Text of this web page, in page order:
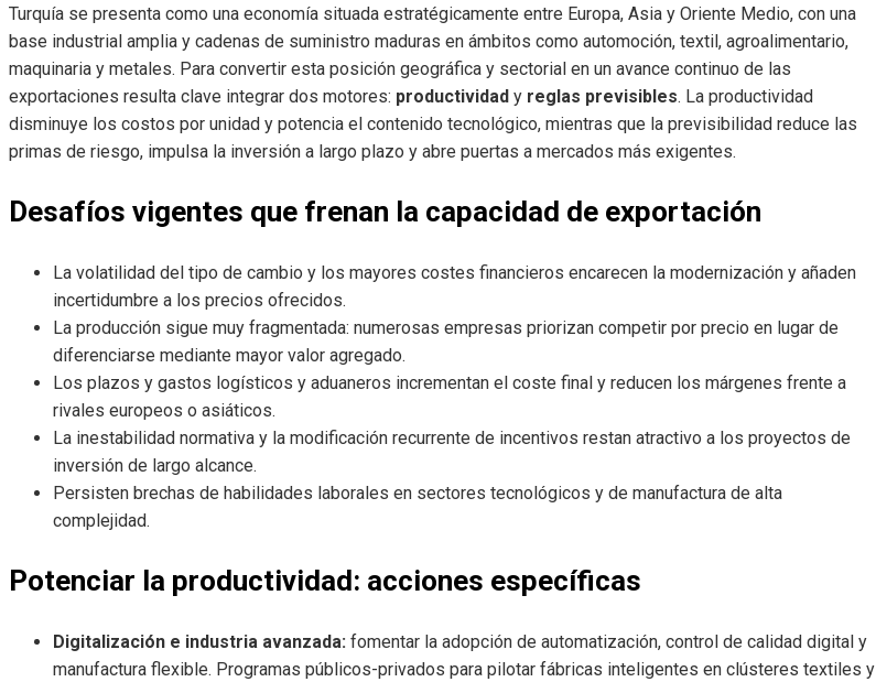
Turquía se presenta como una economía situada estratégicamente entre Europa, Asia y Oriente Medio, con una
base industrial amplia y cadenas de suministro maduras en ámbitos como automoción, textil, agroalimentario,
maquinaria y metales. Para convertir esta posición geográfica y sectorial en un avance continuo de las
exportaciones resulta clave integrar dos motores: productividad y reglas previsibles. La productividad
disminuye los costos por unidad y potencia el contenido tecnológico, mientras que la previsibilidad reduce las
primas de riesgo, impulsa la inversión a largo plazo y abre puertas a mercados más exigentes.
Desafíos vigentes que frenan la capacidad de exportación
La volatilidad del tipo de cambio y los mayores costes financieros encarecen la modernización y añaden
incertidumbre a los precios ofrecidos.
La producción sigue muy fragmentada: numerosas empresas priorizan competir por precio en lugar de
diferenciarse mediante mayor valor agregado.
Los plazos y gastos logísticos y aduaneros incrementan el coste final y reducen los márgenes frente a
rivales europeos o asiáticos.
La inestabilidad normativa y la modificación recurrente de incentivos restan atractivo a los proyectos de
inversión de largo alcance.
Persisten brechas de habilidades laborales en sectores tecnológicos y de manufactura de alta
complejidad.
Potenciar la productividad: acciones específicas
Digitalización e industria avanzada: fomentar la adopción de automatización, control de calidad digital y
manufactura flexible. Programas públicos-privados para pilotar fábricas inteligentes en clústeres textiles y